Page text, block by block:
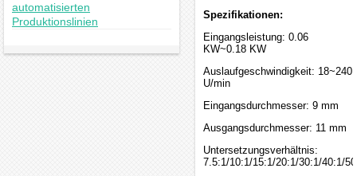
automatisierten
Produktionslinien
Spezifikationen:
Eingangsleistung: 0.06
KW~0.18 KW
Auslaufgeschwindigkeit: 18~240
U/min
Eingangsdurchmesser: 9 mm
Ausgangsdurchmesser: 11 mm
Untersetzungsverhältnis:
7.5:1/10:1/15:1/20:1/30:1/40:1/